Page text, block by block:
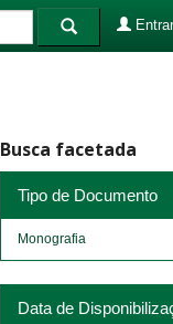
Busca facetada
Tipo de Documento
Monografia
Data de